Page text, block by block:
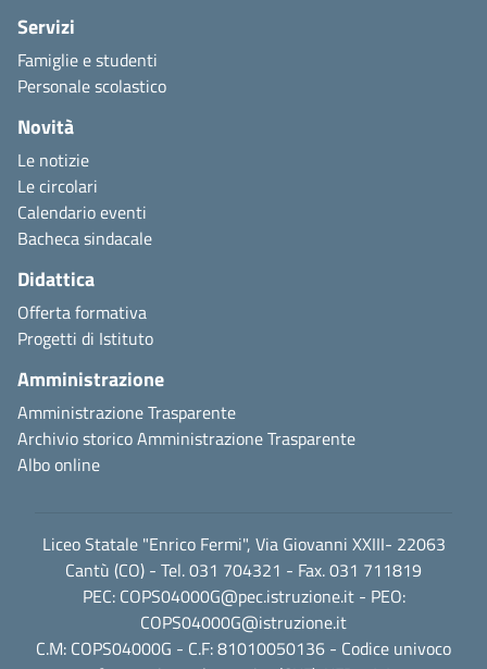
Servizi
Famiglie e studenti
Personale scolastico
Novità
Le notizie
Le circolari
Calendario eventi
Bacheca sindacale
Didattica
Offerta formativa
Progetti di Istituto
Amministrazione
Amministrazione Trasparente
Archivio storico Amministrazione Trasparente
Albo online
Liceo Statale "Enrico Fermi", Via Giovanni XXIII- 22063
Cantù (CO) - Tel. 031 704321 - Fax. 031 711819
PEC: COPS04000G@pec.istruzione.it- PEO:
COPS04000G@istruzione.it
C.M: COPS04000G - C.F: 81010050136 - Codice univoco